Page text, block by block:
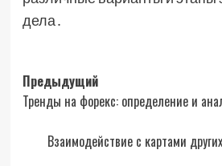
дела․
Навигация
записи
Предыдущий
Тренды на форекс: определение и
Взаимодействие с картами